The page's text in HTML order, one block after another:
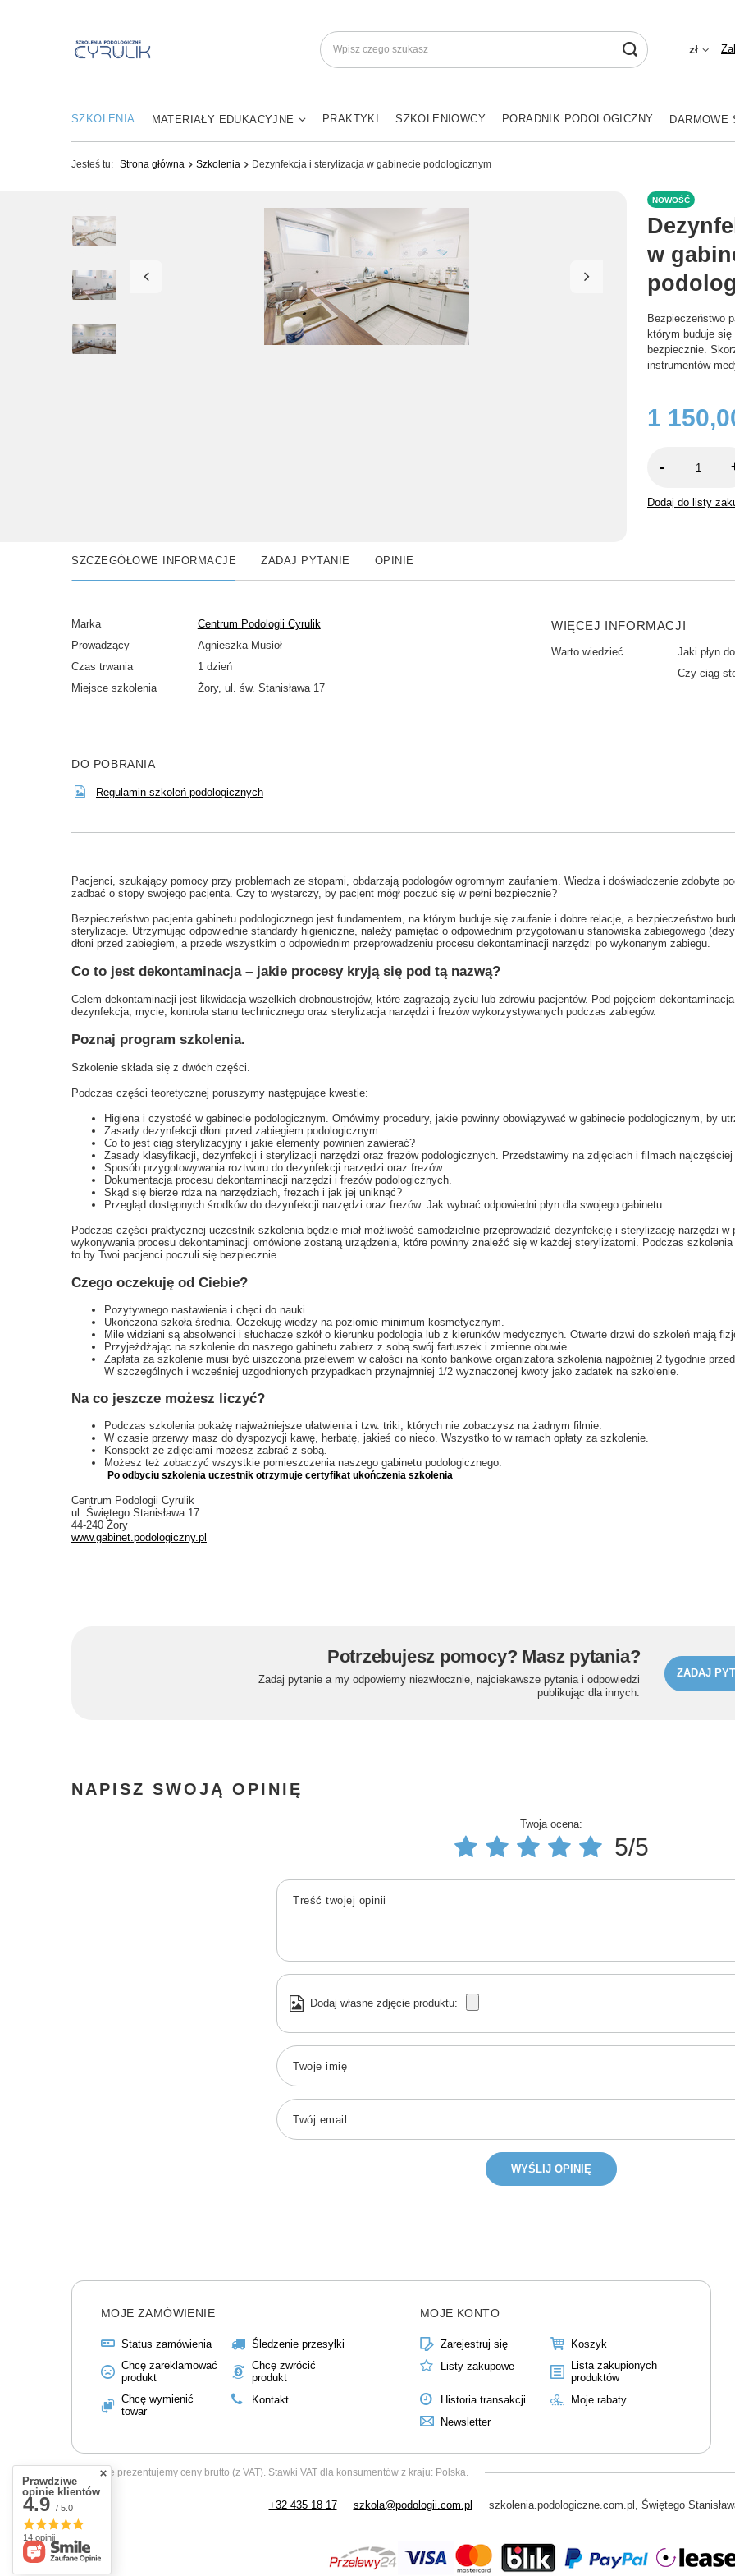
zł
SZKOLENIA MATERIAŁY EDUKACYJNE PRAKTYKI SZKOLENIOWCY PORADNIK PODOLOGICZNY DARMOWE
Jesteś tu: Strona główna Szkolenia Dezynfekcja i sterylizacja w gabinecie podologicznym
NOWOŚĆ
w
Bezpieczeństwo
którym buduje
bezpiecznie.
instrumentów
1
-
Dodaj do listy
SZCZEGÓŁOWE INFORMACJE ZADAJ PYTANIE OPINIE
Marka
Centrum Podologii Cyrulik
Prowadzący
Agnieszka Musioł
Czas trwania
1 dzień
Miejsce szkolenia
Żory, ul. św. Stanisława 17
WIĘCEJ INFORMACJI
Warto wiedzieć
Jaki płyn
Czy ciąg
DO POBRANIA
Regulamin szkoleń podologicznych
Pacjenci, szukający pomocy przy problemach ze stopami, obdarzają podologów ogromnym zaufaniem. Wiedza i doświadczenie zdobyte
zadbać o stopy swojego pacjenta. Czy to wystarczy, by pacjent mógł poczuć się w pełni bezpiecznie?
Bezpieczeństwo pacjenta gabinetu podologicznego jest fundamentem, na którym buduje się zaufanie i dobre relacje, a bezpieczeństwo
sterylizacje. Utrzymując odpowiednie standardy higieniczne, należy pamiętać o odpowiednim przygotowaniu stanowiska zabiegowego
dłoni przed zabiegiem, a przede wszystkim o odpowiednim przeprowadzeniu procesu dekontaminacji narzędzi po wykonanym zabiegu.
Co to jest dekontaminacja – jakie procesy kryją się pod tą nazwą?
Celem dekontaminacji jest likwidacja wszelkich drobnoustrojów, które zagrażają życiu lub zdrowiu pacjentów. Pod pojęciem
dezynfekcja, mycie, kontrola stanu technicznego oraz sterylizacja narzędzi i frezów wykorzystywanych podczas zabiegów.
Poznaj program szkolenia.
Szkolenie składa się z dwóch części.
Podczas części teoretycznej poruszymy następujące kwestie:
Higiena i czystość w gabinecie podologicznym. Omówimy procedury, jakie powinny obowiązywać w gabinecie podologicznym, by
Zasady dezynfekcji dłoni przed zabiegiem podologicznym.
Co to jest ciąg sterylizacyjny i jakie elementy powinien zawierać?
Zasady klasyfikacji, dezynfekcji i sterylizacji narzędzi oraz frezów podologicznych. Przedstawimy na zdjęciach i filmach
Sposób przygotowywania roztworu do dezynfekcji narzędzi oraz frezów.
Dokumentacja procesu dekontaminacji narzędzi i frezów podologicznych.
Skąd się bierze rdza na narzędziach, frezach i jak jej uniknąć?
Przegląd dostępnych środków do dezynfekcji narzędzi oraz frezów. Jak wybrać odpowiedni płyn dla swojego gabinetu.
Podczas części praktycznej uczestnik szkolenia będzie miał możliwość samodzielnie przeprowadzić dezynfekcję i sterylizację narzędzi
wykonywania procesu dekontaminacji omówione zostaną urządzenia, które powinny znaleźć się w każdej sterylizatorni. Podczas
to by Twoi pacjenci poczuli się bezpiecznie.
Czego oczekuję od Ciebie?
Pozytywnego nastawienia i chęci do nauki.
Ukończona szkoła średnia. Oczekuję wiedzy na poziomie minimum kosmetycznym.
Mile widziani są absolwenci i słuchacze szkół o kierunku podologia lub z kierunków medycznych. Otwarte drzwi do szkoleń mają
Przyjeżdżając na szkolenie do naszego gabinetu zabierz z sobą swój fartuszek i zmienne obuwie.
Zapłata za szkolenie musi być uiszczona przelewem w całości na konto bankowe organizatora szkolenia najpóźniej 2 tygodnie
W szczególnych i wcześniej uzgodnionych przypadkach przynajmniej 1/2 wyznaczonej kwoty jako zadatek na szkolenie.
Na co jeszcze możesz liczyć?
Podczas szkolenia pokażę najważniejsze ułatwienia i tzw. triki, których nie zobaczysz na żadnym filmie.
W czasie przerwy masz do dyspozycji kawę, herbatę, jakieś co nieco. Wszystko to w ramach opłaty za szkolenie.
Konspekt ze zdjęciami możesz zabrać z sobą.
Możesz też zobaczyć wszystkie pomieszczenia naszego gabinetu podologicznego.
Po odbyciu szkolenia uczestnik otrzymuje certyfikat ukończenia szkolenia
Centrum Podologii Cyrulik
ul. Świętego Stanisława 17
44-240 Żory
www.gabinet.podologiczny.pl
Potrzebujesz pomocy? Masz pytania?
Zadaj pytanie a my odpowiemy niezwłocznie, najciekawsze pytania i odpowiedzi
publikując dla innych.
ZADAJ
NAPISZ SWOJĄ OPINIĘ
Twoja ocena:
5/5
Treść twojej opinii
Dodaj własne zdjęcie produktu:
Twoje imię
Twój email
WYŚLIJ OPINIĘ
MOJE ZAMÓWIENIE
Status zamówienia
Śledzenie przesyłki
Chcę zareklamować
produkt
Chcę zwrócić
produkt
Chcę wymienić
towar
Kontakt
MOJE KONTO
Zarejestruj się
Koszyk
Listy zakupowe
Lista zakupionych
produktów
Historia transakcji
Moje rabaty
Newsletter
W sklepie prezentujemy ceny brutto (z VAT). Stawki VAT dla konsumentów z kraju: Polska
+32 435 18 17 szkola@podologii.com.pl szkolenia.podologiczne.com.pl , Świętego
Prawdziwe
opinie klientów
4.9 / 5.0
14 opinii